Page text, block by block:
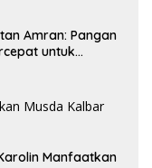
Amran: Pangan
untuk
Manfaatkan